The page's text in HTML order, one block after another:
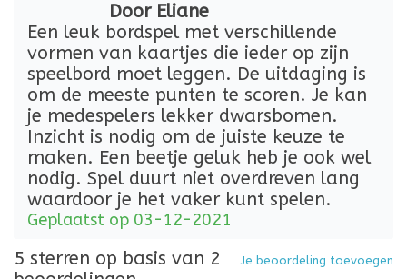
Door Eliane
Een leuk bordspel met verschillende
vormen van kaartjes die ieder op zijn
speelbord moet leggen. De uitdaging is
om de meeste punten te scoren. Je kan
je medespelers lekker dwarsbomen.
Inzicht is nodig om de juiste keuze te
maken. Een beetje geluk heb je ook wel
nodig. Spel duurt niet overdreven lang
waardoor je het vaker kunt spelen.
Geplaatst op 03-12-2021
Je beoordeling toevoegen
5 sterren op basis van 2